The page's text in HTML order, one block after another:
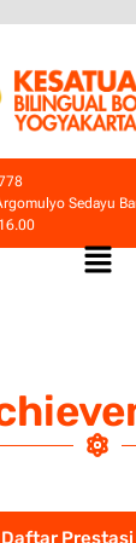
Sedayu
Daftar Prestasi